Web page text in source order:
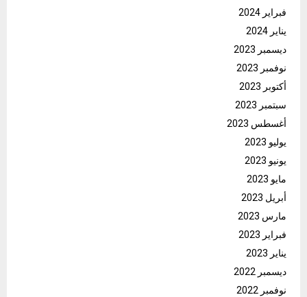
فبراير 2024
يناير 2024
ديسمبر 2023
نوفمبر 2023
أكتوبر 2023
سبتمبر 2023
أغسطس 2023
يوليو 2023
يونيو 2023
مايو 2023
أبريل 2023
مارس 2023
فبراير 2023
يناير 2023
ديسمبر 2022
نوفمبر 2022